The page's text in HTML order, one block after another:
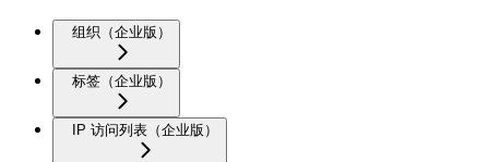
组织（企业版）
标签（企业版）
IP 访问列表（企业版）